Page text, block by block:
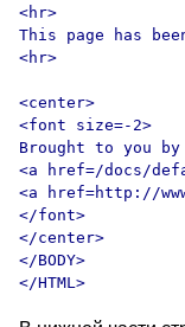
<hr>
This page has
<hr>
<center>
<font size=-2>
Brought to you
<a href=/docs/
<a href=http://
</font>
</center>
</BODY>